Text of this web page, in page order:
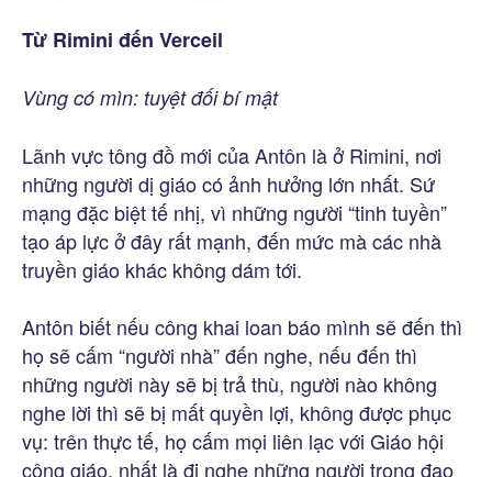
Từ Rimini đến Verceil
Vùng có mìn: tuyệt đối bí mật
Lãnh vực tông đồ mới của Antôn là ở Rimini, nơi
những người dị giáo có ảnh hưởng lớn nhất. Sứ
mạng đặc biệt tế nhị, vì những người “tinh tuyền”
tạo áp lực ở đây rất mạnh, đến mức mà các nhà
truyền giáo khác không dám tới.
Antôn biết nếu công khai loan báo mình sẽ đến thì
họ sẽ cấm “người nhà” đến nghe, nếu đến thì
những người này sẽ bị trả thù, người nào không
nghe lời thì sẽ bị mất quyền lợi, không được phục
vụ: trên thực tế, họ cấm mọi liên lạc với Giáo hội
công giáo, nhất là đi nghe những người trong đạo